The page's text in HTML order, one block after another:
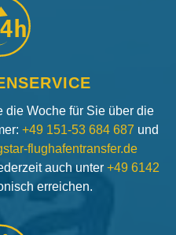
die Woche für Sie über die
+49 151-53 684 687 und
flughafentransfer.de
auch unter +49 6142
erreichen.